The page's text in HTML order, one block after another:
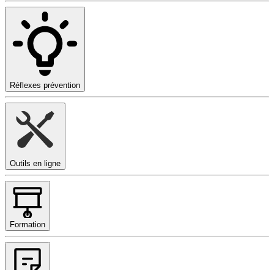
Réflexes prévention
Outils en ligne
Formation